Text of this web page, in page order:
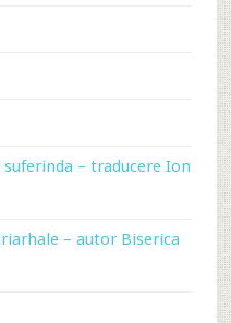
– traducere Ion
– autor Biserica